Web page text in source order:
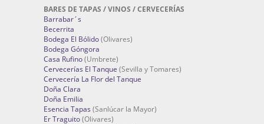
BARES DE TAPAS / VINOS / CERVECERÍAS
Barrabar´s
Becerrita
Bodega El Bólido(Olivares)
Bodega Góngora
Casa Rufino(Umbrete)
Cervecerías El Tanque (Sevilla y Tomares)
Cervecería La Flor del Tanque
Doña Clara
Doña Emilia
Esencia Tapas (Sanlúcar la Mayor)
Er Traguito(Olivares)